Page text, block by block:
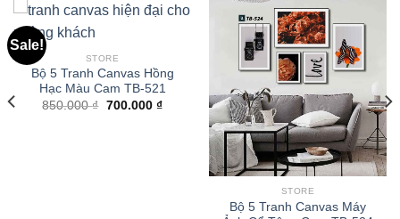
Sale!
STORE
Bộ 5 Tranh Canvas Hồng
Hạc Màu Cam TB-521
850.000₫ 700.000 ₫
STORE
Bộ 5 Tranh Canvas Máy